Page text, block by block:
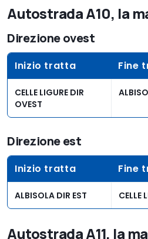
Autostrada A10, la
Direzione ovest
Inizio tratta Fine
CELLE LIGURE DIR
OVEST
Direzione est
Inizio tratta Fine
ALBISOLA DIR EST CELLE
Autostrada A11, la